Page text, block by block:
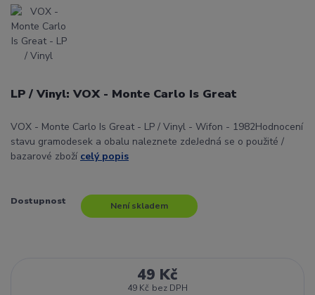
LP / Vinyl: VOX - Monte Carlo Is Great
VOX - Monte Carlo Is Great - LP / Vinyl - Wifon - 1982Hodnocení
stavu gramodesek a obalu naleznete zdeJedná se o použité /
bazarové zboží celý popis
Dostupnost Není skladem
49 Kč
49 Kč bez DPH